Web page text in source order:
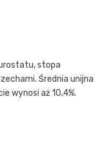
stopa
Średnia unijna
wynosi aż 10,4%.